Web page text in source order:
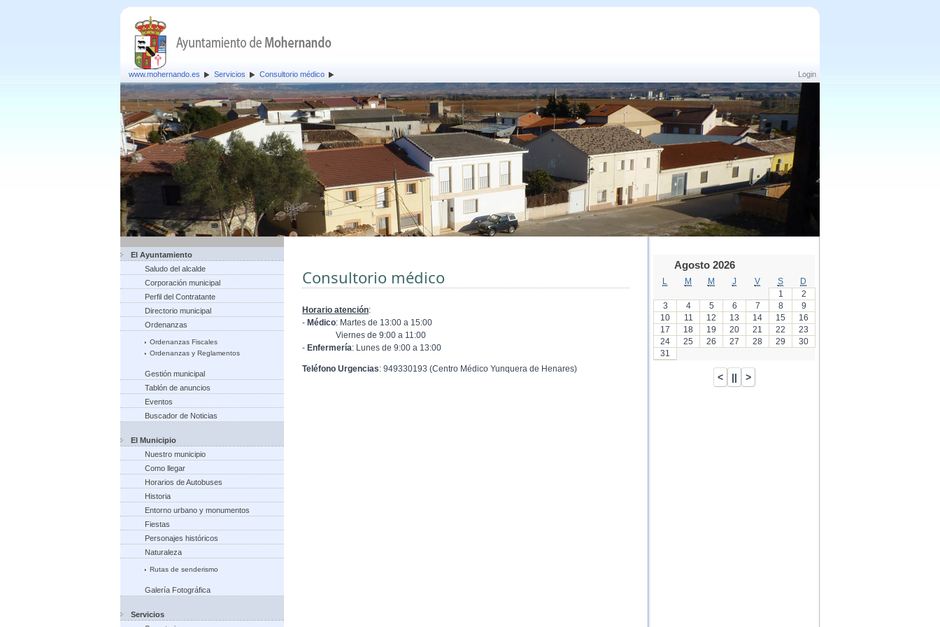
Login
www.mohernando.es Servicios Consultorio médico
El Ayuntamiento
Saludo del alcalde
Corporación municipal
Perfil del Contratante
Directorio municipal
Ordenanzas
Ordenanzas Fiscales
Ordenanzas y Reglamentos
Gestión municipal
Tablón de anuncios
Eventos
Buscador de Noticias
El Municipio
Nuestro municipio
Como llegar
Horarios de Autobuses
Historia
Entorno urbano y monumentos
Fiestas
Personajes históricos
Naturaleza
Rutas de senderismo
Galería Fotográfica
Servicios
Consultorio médico
Horario atención:
- Médico: Martes de 13:00 a 15:00
Viernes de 9:00 a 11:00
- Enfermería: Lunes de 9:00 a 13:00
Teléfono Urgencias: 949330193 (Centro Médico Yunquera de Henares)
Agosto 2026
M M J V S
D
1
2
3
4 5 6 7 8
9
10
11 12 13 14 15
16
17
18 19 20 21 22
23
24
25 26 27 28 29
30
31